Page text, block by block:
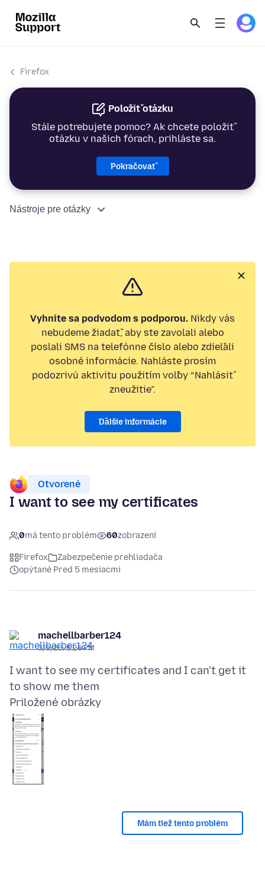
Firefox
Položiť otázku
Stále potrebujete pomoc? Ak chcete položiť
otázku v našich fórach, prihláste sa.
Pokračovať
Nástroje pre otázky
Vyhnite sa podvodom s podporou. Nikdy vás
nebudeme žiadať, aby ste zavolali alebo
poslali SMS na telefónne číslo alebo zdieľali
osobné informácie. Nahláste prosím
podozrivú aktivitu použitím voľby “Nahlásiť
zneužitie”.
Ďalšie informácie
Otvorené
I want to see my certificates
0má tento problém 60zobrazení
Firefox
Zabezpečenie prehliadača
opýtané Pred 5 mesiacmi
machellbarber124
3/9/26, 6:26 PM
I want to see my certificates and I can't get it
Priložené obrázky
Mám tiež tento problém